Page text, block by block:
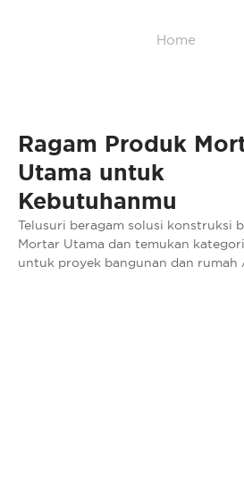
Home
Ragam Produk
Utama untuk
Kebutuhanmu
Telusuri beragam solusi konstruksi
Mortar Utama dan temukan
untuk proyek bangunan dan rumah